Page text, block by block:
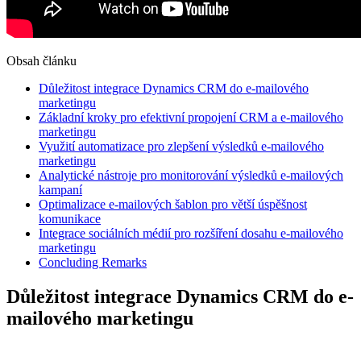
Obsah článku
Důležitost integrace Dynamics CRM do e-mailového‌
marketingu
Základní kroky pro efektivní ⁤propojení CRM a e-mailového
marketingu
Využití automatizace pro zlepšení výsledků e-mailového
marketingu
Analytické nástroje pro monitorování výsledků​ e-mailových
kampaní
Optimalizace e-mailových ⁤šablon pro ‍větší úspěšnost
komunikace
Integrace sociálních médií ⁤pro rozšíření ‍dosahu e-mailového
marketingu
Concluding Remarks
Důležitost integrace Dynamics CRM do e-
mailového‌ marketingu